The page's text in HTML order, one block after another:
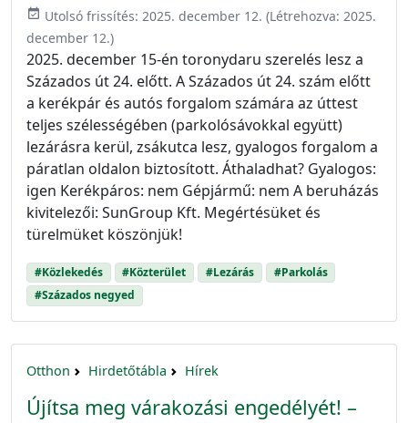
event_available Utolsó frissítés: 2025. december 12. (Létrehozva: 2025.
december 12.)
2025. december 15-én toronydaru szerelés lesz a
Százados út 24. előtt. A Százados út 24. szám előtt
a kerékpár és autós forgalom számára az úttest
teljes szélességében (parkolósávokkal együtt)
lezárásra kerül, zsákutca lesz, gyalogos forgalom a
páratlan oldalon biztosított. Áthaladhat? Gyalogos:
igen Kerékpáros: nem Gépjármű: nem A beruházás
kivitelezői: SunGroup Kft. Megértésüket és
türelmüket köszönjük!
#Közlekedés #Közterület #Lezárás
#Parkolás
#Százados negyed
Otthon Hirdetőtábla Hírek
Újítsa meg várakozási engedélyét! –